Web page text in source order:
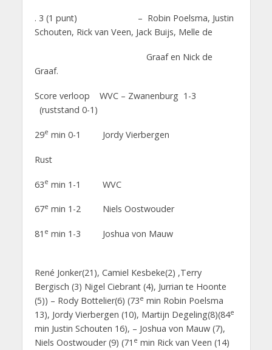
. 3 (1 punt) – Robin Poelsma, Justin
Schouten, Rick van Veen, Jack Buijs, Melle de
Graaf en Nick de
Graaf.
Score verloop WVC – Zwanenburg 1-3
(ruststand 0-1)
29e min 0-1 Jordy Vierbergen
Rust
63e min 1-1 WVC
67e min 1-2 Niels Oostwouder
81 e min 1-3 Joshua von Mauw
René Jonker(21), Camiel Kesbeke(2) ,Terry
Bergisch (3) Nigel Ciebrant (4), Jurrian te Hoonte
(5)) – Rody Bottelier(6) (73e min Robin Poelsma
13), Jordy Vierbergen (10), Martijn Degeling(8)(84e
min Justin Schouten 16), – Joshua von Mauw (7),
Niels Oostwouder (9) (71 e min Rick van Veen (14)